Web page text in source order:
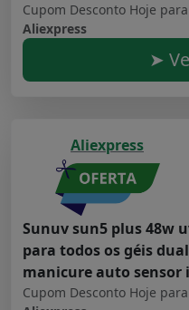
Cupom Desconto Hoje para
Aliexpress
➤
Aliexpress
Sunuv sun5 plus 48w
para todos os géis
manicure auto sensor
Cupom Desconto Hoje para